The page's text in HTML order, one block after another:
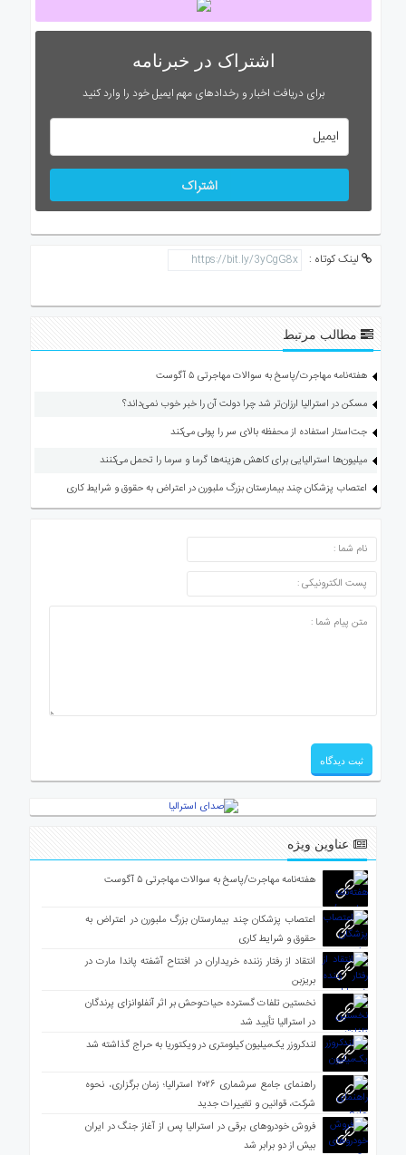
اشتراک در خبرنامه
برای دریافت اخبار و رخدادهای مهم ایمیل خود را وارد کنید
اشتراک
لینک کوتاه :
مطالب مرتبط
هفته‌نامه مهاجرت/پاسخ به سوالات مهاجرتی ۵ آگوست
مسکن در استرالیا ارزان‌تر شد چرا دولت آن را خبر خوب نمی‌داند؟
جت‌استار استفاده از محفظه بالای سر را پولی می‌کند
میلیون‌ها استرالیایی برای کاهش هزینه‌ها گرما و سرما را تحمل می‌کنند
اعتصاب پزشکان چند بیمارستان بزرگ ملبورن در اعتراض به حقوق و شرایط کاری
ارسال دیدگاه
عناوین ویژه
هفته‌نامه مهاجرت/پاسخ به سوالات مهاجرتی ۵ آگوست
اعتصاب پزشکان چند بیمارستان بزرگ ملبورن در اعتراض به
حقوق و شرایط کاری
انتقاد از رفتار زننده خریداران در افتتاح آشفته پاندا مارت در
بریزبن
نخستین تلفات گسترده حیات‌وحش بر اثر آنفلوانزای پرندگان
در استرالیا تأیید شد
لندکروزر یک‌میلیون کیلومتری در ویکتوریا به حراج گذاشته شد
راهنمای جامع سرشماری ۲۰۲۶ استرالیا؛ زمان برگزاری، نحوه
شرکت، قوانین و تغییرات جدید
فروش خودروهای برقی در استرالیا پس از آغاز جنگ در ایران
بیش از دو برابر شد